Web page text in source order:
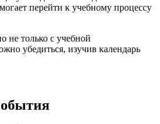
перейти к учебному процессу
не только с учебной
убедиться, изучив календарь